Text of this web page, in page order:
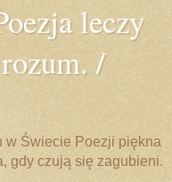
leczy
/
w Świecie Poezji piękna
gdy czują się zagubieni.